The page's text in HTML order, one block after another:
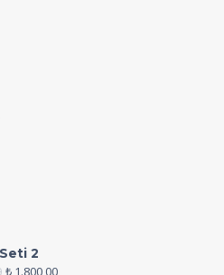
2